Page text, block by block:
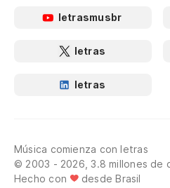
letrasmusbr
letras
letras
Música comienza con letras
© 2003 - 2026, 3.8 millones de
Hecho con
desde Brasil